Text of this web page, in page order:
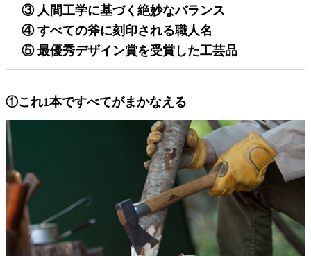
③ 人間工学に基づく絶妙なバランス
④ すべての斧に刻印される職人名
⑤ 最優秀デザイン賞を受賞した工芸品
①これ1本ですべてがまかなえる